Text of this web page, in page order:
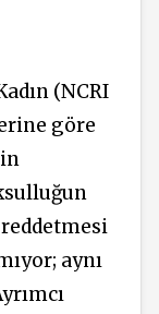
(NCRI
göre
aynı